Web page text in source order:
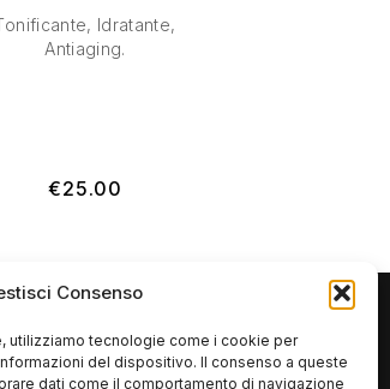
Consenso
utilizziamo tecnologie come i cookie per
del dispositivo. Il consenso a queste
dati come il comportamento di navigazione
Idratante,
Antiaging.
€25.00